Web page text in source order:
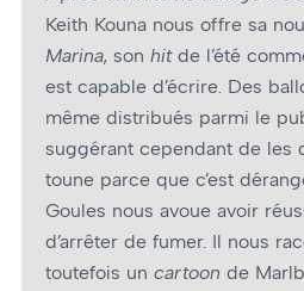
Keith Kouna nous offre sa
Marina, son hitde l’été
est capable d’écrire. Des
même distribués parmi le
suggérant cependant de les
toune parce que c’est
Goules nous avoue avoir
d’arrêter de fumer. Il nous
toutefois un cartoon de